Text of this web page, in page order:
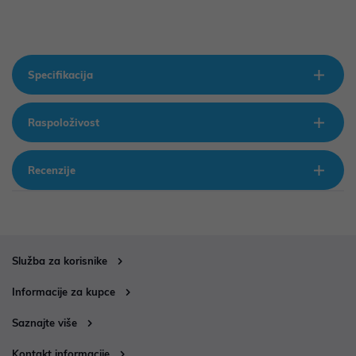
Specifikacija
Raspoloživost
Recenzije
Služba za korisnike
Informacije za kupce
Saznajte više